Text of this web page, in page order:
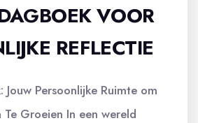
VOOR
REFLECTIE
Jouw Persoonlijke Ruimte om
Groeien In een wereld